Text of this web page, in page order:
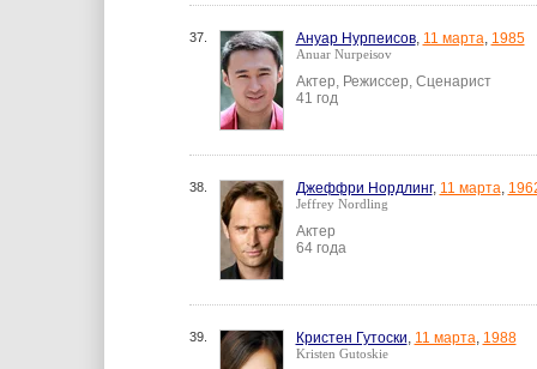
37. Ануар Нурпеисов, 11 марта, 1985
Anuar Nurpeisov
Актер, Режиссер, Сценарист
41 год
38. Джеффри Нордлинг, 11 марта,
Jeffrey Nordling
Актер
64 года
39. Кристен Гутоски, 11 марта, 1988
Kristen Gutoskie